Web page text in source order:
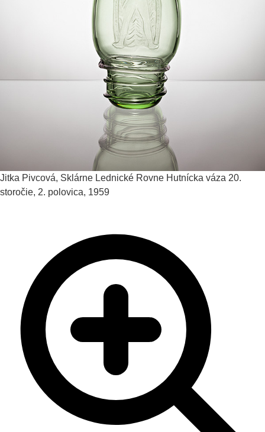
Jitka Pivcová, Sklárne Lednické Rovne Hutnícka váza 20.
storočie, 2. polovica, 1959